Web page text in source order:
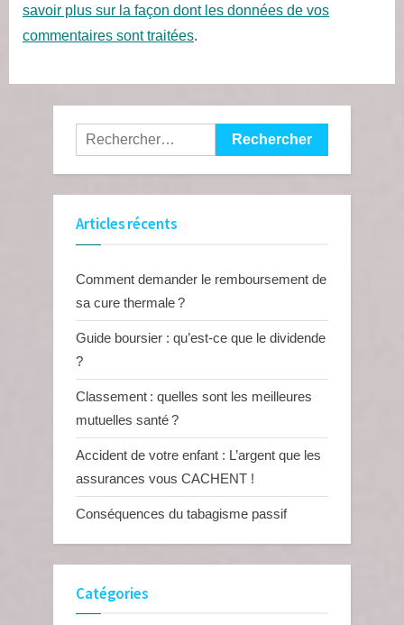
savoir plus sur la façon dont les données de vos
commentaires sont traitées.
Rechercher :
Articles récents
Comment demander le remboursement de
sa cure thermale ?
Guide boursier : qu’est-ce que le dividende
?
Classement : quelles sont les meilleures
mutuelles santé ?
Accident de votre enfant : L’argent que les
assurances vous CACHENT !
Conséquences du tabagisme passif
Catégories